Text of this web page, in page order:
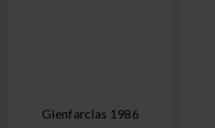
Glenfarclas 1986